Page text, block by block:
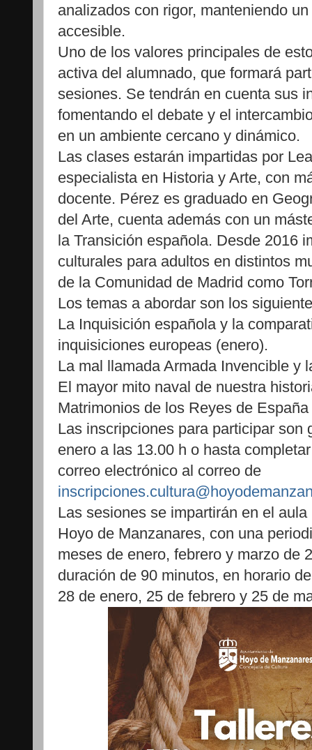
analizados con rigor, manteniendo
accesible.
Uno de los valores principales de
activa del alumnado, que formará
sesiones. Se tendrán en cuenta sus
fomentando el debate y el
en un ambiente cercano y dinámico.
Las clases estarán impartidas por
especialista en Historia y Arte, con
docente. Pérez es graduado en
del Arte, cuenta además con un
la Transición española. Desde 2016
culturales para adultos en distintos
de la Comunidad de Madrid como
Los temas a abordar son los
La Inquisición española y la
inquisiciones europeas (enero).
La mal llamada Armada Invencible y
El mayor mito naval de nuestra
Matrimonios de los Reyes de
Las inscripciones para participar son
enero a las 13.00 h o hasta
correo electrónico al correo de
Las sesiones se impartirán en el
Hoyo de Manzanares, con una
meses de enero, febrero y marzo de
duración de 90 minutos, en horario
28 de enero, 25 de febrero y 25 de